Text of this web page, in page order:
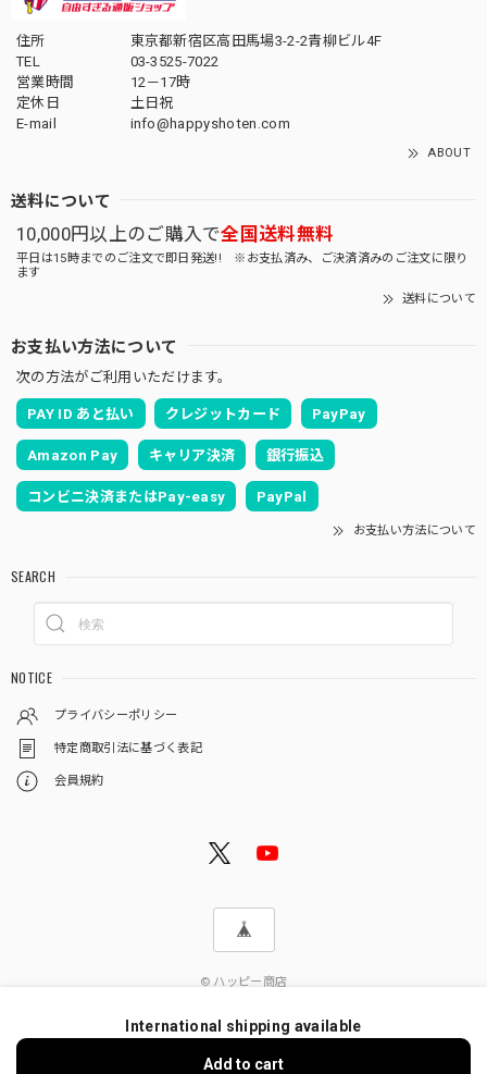
住所
東京都新宿区高田馬場3-2-2青柳ビル4F
TEL
03-3525-7022
営業時間
12－17時
定休日
土日祝
E-mail
info@happyshoten.com
ABOUT
送料について
10,000円以上のご購入で全国送料無料
平日は15時までのご注文で即日発送!! ※お支払済み、ご決済済みのご注文に限り
ます
送料について
お支払い方法について
次の方法がご利用いただけます。
PAY ID あと払い クレジットカード PayPay
Amazon Pay キャリア決済 銀行振込
コンビニ決済またはPay-easy PayPal
お支払い方法について
SEARCH
NOTICE
プライバシーポリシー
特定商取引法に基づく表記
会員規約
© ハッピー商店
International shipping available
Add to cart